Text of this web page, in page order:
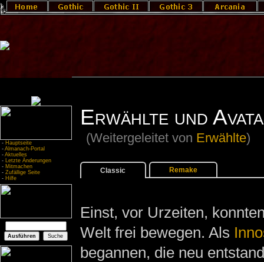
- Hauptseite
- Almanach-Portal
- Aktuelles
- Letzte Änderungen
- Mitmachen
- Zufällige Seite
- Hilfe
Erwählte und
(Weitergeleitet von Erwählte)
Classic Remake
Einst, vor Urzeiten,
Welt frei bewegen. Als
begannen, die neu